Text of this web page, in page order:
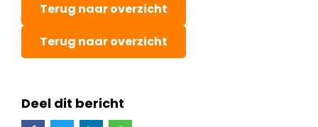
Terug naar overzicht
Terug naar overzicht
Deel dit bericht